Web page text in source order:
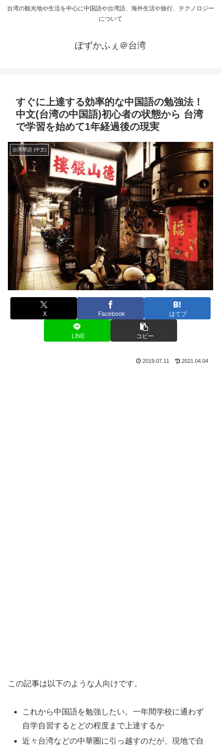
台湾の観光地や生活を中心に中国語や台湾語、海外生活や旅行、テクノロジー
について
ぽずかふぇ＠台湾
すぐに上達する効率的な中国語の勉強法！
中文(台湾の中国語)初心者の状態から 台湾
で学習を始めて1年経過後の現実
台湾華語 (中文)
X Facebook はてブ
LINE コピー
2019.07.11 2021.04.04
この記事は以下のような人向けです。
これから中国語を勉強したい。一年間学校に通わず
自学自習するとどの程度まで上達するか
近々台湾などの中華圏に引っ越すのだが、現地で自